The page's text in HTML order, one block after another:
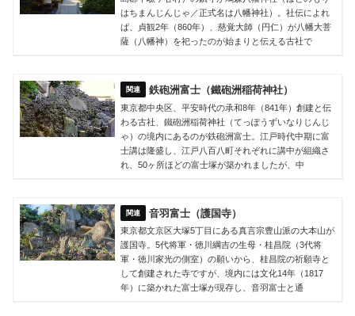
はちまんじんじゃ／正式名は八幡神社）。社伝によれ
ば、貞観2年（860年）、慈覚大師（円仁）が八幡大菩
薩（八幡神）を祀ったのが始まりと伝える古社で
鉄砲洲富士（鐵砲洲稲荷神社）
東京都中央区、平安時代の承和8年（841年）創建と伝
わる古社、鐵砲洲稲荷神社（てっぽうずいなりじんじ
ゃ）の境内にあるのが鉄砲洲富士。江戸時代中期に富
士講は隆盛し、江戸八百八町それぞれに講中が組織さ
れ、50ヶ所ほどの富士塚が築かれましたが、中
音羽富士（護国寺）
東京都文京区大塚5丁目にある真言宗豊山派の大本山が
護国寺。5代将軍・徳川綱吉の生母・桂昌院（3代将
軍・徳川家光の側室）の願いから、桂昌院の祈願寺と
して創建された寺ですが、境内には文化14年（1817
年）に築かれた富士塚が現存し、音羽富士と通